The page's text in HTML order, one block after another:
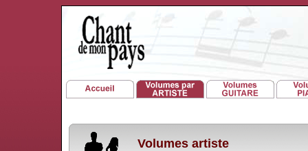
Volumes artiste